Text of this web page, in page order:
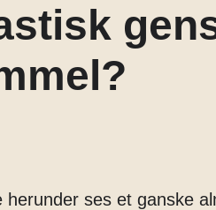
herunder ses et ganske